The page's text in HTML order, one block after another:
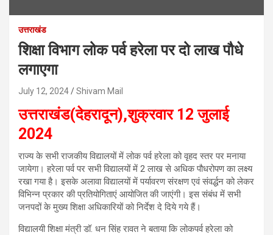
उत्तराखंड
शिक्षा विभाग लोक पर्व हरेला पर दो लाख पौधे
लगाएगा
July 12, 2024 Shivam Mail
उत्तराखंड(देहरादून),शुक्रवार 12 जुलाई
2024
राज्य के सभी राजकीय विद्यालयों में लोक पर्व हरेला को वृहद स्तर पर मनाया
जायेगा। हरेला पर्व पर सभी विद्यालयों में 2 लाख से अधिक पौधरोपण का लक्ष्य
रखा गया है। इसके अलावा विद्यालयों में पर्यावरण संरक्षण एवं संवर्द्धन को लेकर
विभिन्न प्रकार की प्रतियोगिताएं आयोजित की जाएंगी। इस संबंध में सभी
जनपदों के मुख्य शिक्षा अधिकारियों को निर्देश दे दिये गये हैं।
विद्यालयी शिक्षा मंत्री डॉ. धन सिंह रावत ने बताया कि लोकपर्व हरेला को